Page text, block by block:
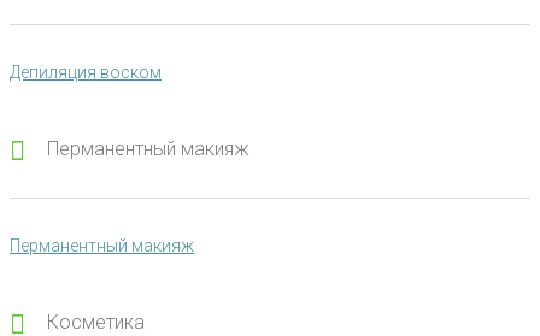
Депиляция воском
Перманентный макияж
Перманентный макияж
Косметика